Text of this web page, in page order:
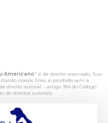
Americano" é de direito reservado. Sua
nossos links, é proibida sem a
direito autoral – artigo 184 do Código
de direitos autorais.